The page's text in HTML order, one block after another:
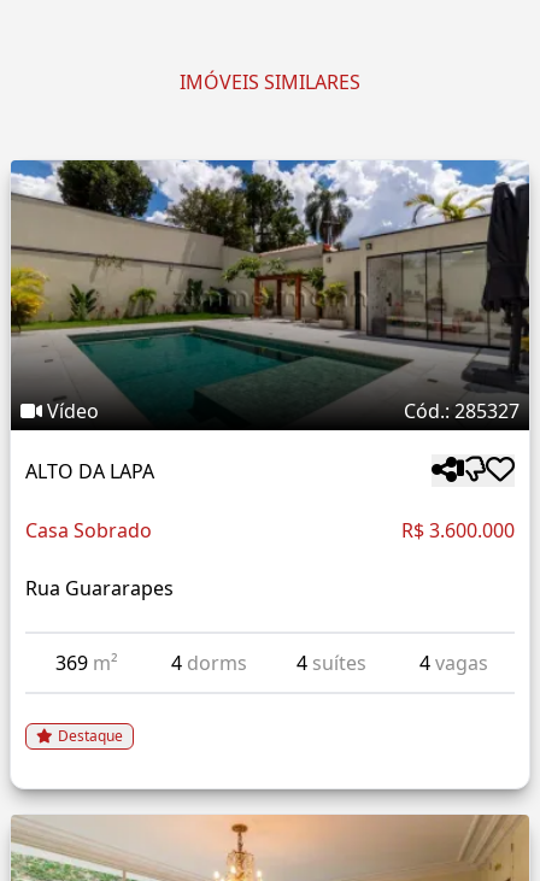
IMÓVEIS SIMILARES
Vídeo Cód.: 285327
ALTO DA LAPA
Casa Sobrado R$ 3.600.000
Rua Guararapes
369 m² 4 dorms 4 suítes 4vagas
Destaque